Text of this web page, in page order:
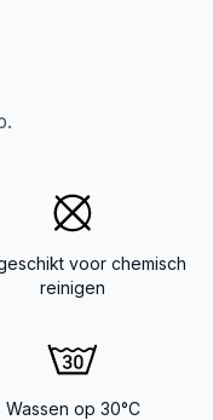
voor chemisch
reinigen
Wassen op 30°C